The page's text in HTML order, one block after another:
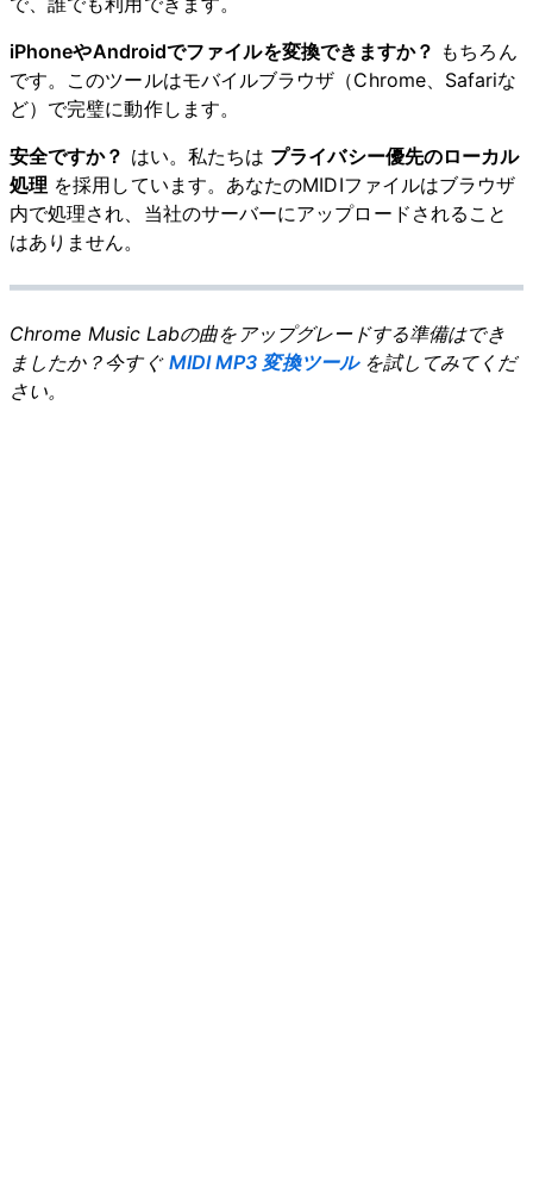
iPhoneやAndroidでファイルを変換できますか？ もちろん
です。このツールはモバイルブラウザ（Chrome、Safariな
ど）で完璧に動作します。
安全ですか？ はい。私たちは プライバシー優先のローカル
処理 を採用しています。あなたのMIDIファイルはブラウザ
内で処理され、当社のサーバーにアップロードされること
はありません。
Chrome Music Labの曲をアップグレードする準備はでき
ましたか？今すぐ MIDI MP3 変換ツールを試してみてくだ
さい。